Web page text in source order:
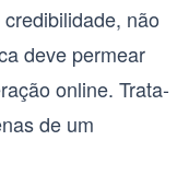
não
deve permear
online. Trata-
de um